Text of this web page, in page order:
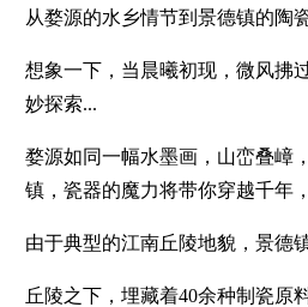
从婺源的水乡情节到景德镇的陶
想象一下，当晨曦初现，微风拂
妙探索...
婺源如同一幅水墨画，山峦叠嶂
镇，瓷器的魔力将带你穿越千年
由于典型的江南丘陵地貌，景德
丘陵之下，埋藏着40余种制瓷原